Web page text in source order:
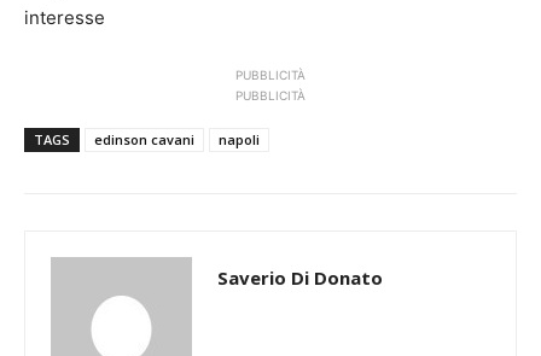
interesse
PUBBLICITÀ
PUBBLICITÀ
TAGS edinson cavani napoli
Saverio Di Donato